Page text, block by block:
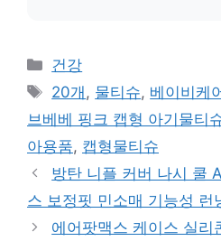
카
테
리
건강
태
그
20개 , 물티슈, 베이비케
브베베 핑크 캡형 아기물티
아용품, 캡형물티슈
방탄 니플 커버 나시 쿨
스 보정핏 민소매 기능성 런
에어팟맥스 케이스 실리